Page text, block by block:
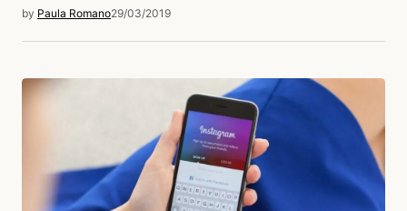
by Paula Romano29/03/2019